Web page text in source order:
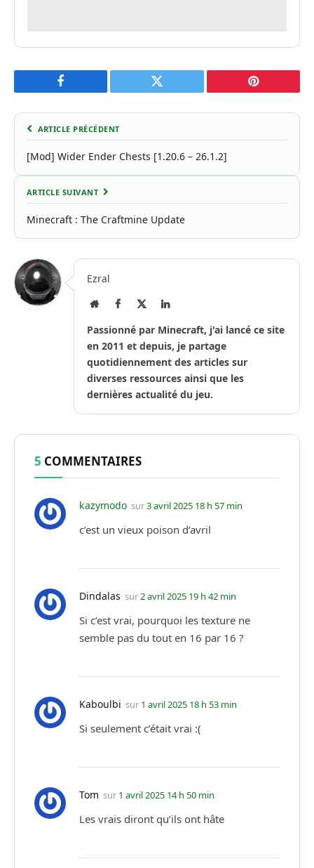
Facebook Twitter Pinterest
ARTICLE PRÉCÉDENT
[Mod] Wider Ender Chests [1.20.6 – 26.1.2]
ARTICLE SUIVANT
Minecraft : The Craftmine Update
Ezral
Site
Facebook
X
LinkedIn
Passionné par Minecraft, j'ai lancé ce site
en 2011 et depuis, je partage
quotidiennement des articles sur
diverses ressources ainsi que les
dernières actualité du jeu.
5 COMMENTAIRES
kazymodo sur3 avril 2025 18 h 57 min
c’est un vieux poison d’avril
Dindalas sur2 avril 2025 19 h 42 min
Si c’est vrai, pourquoi les texture ne
semble pas du tout en 16 par 16 ?
Kaboulbi sur 1 avril 2025 18 h 53 min
Si seulement c’était vrai :(
Tom sur 1 avril 2025 14 h 50 min
Les vrais diront qu’ils ont hâte